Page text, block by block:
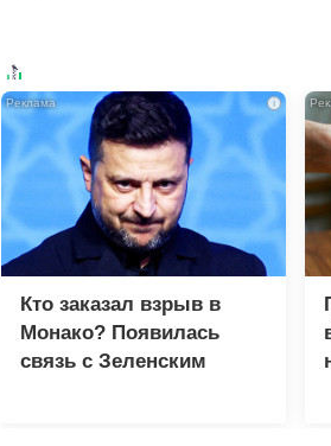
i
Кто заказал взрыв в
Монако? Появилась
связь с Зеленским